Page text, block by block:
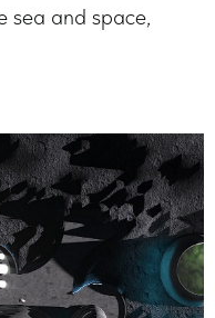
sea and space,